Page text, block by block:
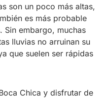
son un poco más altas,
es más probable
Sin embargo, muchas
lluvias no arruinan su
que suelen ser rápidas
Chica y disfrutar de